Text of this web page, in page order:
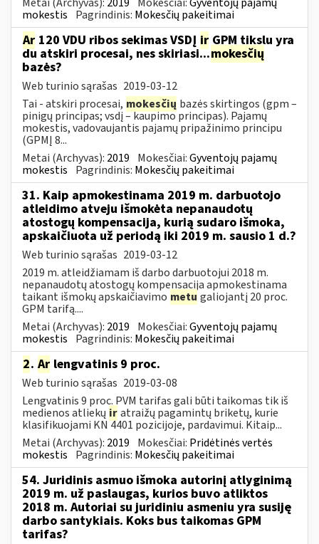
mokestis Pagrindinis: Mokesčių pakeitimai
Ar 120 VDU ribos sekimas VSDĮ ir GPM tikslu yra
du atskiri procesai, nes skiriasi...mokesčių
bazės?
Web turinio sąrašas 2019-03-12
Tai - atskiri procesai, mokesčių bazės skirtingos (gpm –
pinigų principas; vsdį – kaupimo principas). Pajamų
mokestis, vadovaujantis pajamų pripažinimo principu
(GPMĮ 8...
Metai (Archyvas): 2019 Mokesčiai:Gyventojų pajamų
mokestis Pagrindinis: Mokesčių pakeitimai
31. Kaip apmokestinama 2019 m. darbuotojo
atleidimo atveju išmokėta nepanaudotų
atostogų kompensacija, kurią sudaro išmoka,
apskaičiuota už periodą iki 2019 m. sausio 1 d.?
Web turinio sąrašas 2019-03-12
2019 m. atleidžiamam iš darbo darbuotojui 2018 m.
nepanaudotų atostogų kompensacija apmokestinama
taikant išmokų apskaičiavimo metu galiojantį 20 proc.
GPM tarifą....
Metai (Archyvas): 2019 Mokesčiai:Gyventojų pajamų
mokestis Pagrindinis: Mokesčių pakeitimai
2. Ar lengvatinis 9 proc.
Web turinio sąrašas 2019-03-08
Lengvatinis 9 proc. PVM tarifas gali būti taikomas tik iš
medienos atliekų iratraižų pagamintų briketų, kurie
klasifikuojami KN 4401 pozicijoje, pardavimui. Kitaip...
Metai (Archyvas): 2019 Mokesčiai: Pridėtinės vertės
mokestis Pagrindinis: Mokesčių pakeitimai
54. Juridinis asmuo išmoka autorinį atlyginimą
2019 m. už paslaugas, kurios buvo atliktos
2018 m. Autoriai su juridiniu asmeniu yra susiję
darbo santykiais. Koks bus taikomas GPM
tarifas?